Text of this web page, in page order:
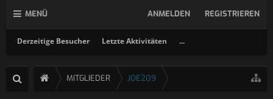
MENÜ
Derzeitige Besucher Letzte Aktivitäten ...
ANMELDEN REGISTRIEREN
MITGLIEDER JOE209